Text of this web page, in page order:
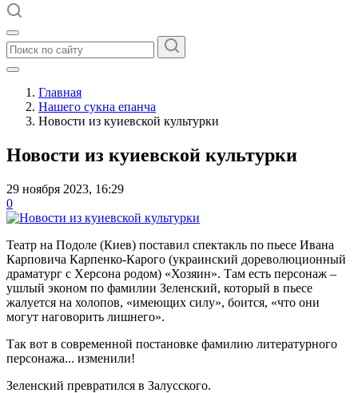
Главная
Нашего сукна епанча
Новости из куиевской культурки
Новости из куиевской культурки
29 ноября 2023, 16:29
0
Театр на Подоле (Киев) поставил спектакль по пьесе Ивана
Карповича Карпенко-Карого (украинский дореволюционный
драматург с Херсона родом) «Хозяин». Там есть персонаж –
ушлый эконом по фамилии Зеленский, который в пьесе
жалуется на холопов, «имеющих силу», боится, «что они
могут наговорить лишнего».
Так вот в современной постановке фамилию литературного
персонажа... изменили!
Зеленский превратился в Залусского.